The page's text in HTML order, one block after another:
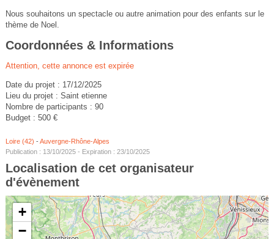
Nous souhaitons un spectacle ou autre animation pour des enfants sur le
thème de Noel.
Coordonnées & Informations
Attention, cette annonce est expirée
Date du projet : 17/12/2025
Lieu du projet : Saint etienne
Nombre de participants : 90
Budget : 500 €
Loire (42) -Auvergne-Rhône-Alpes
Publication : 13/10/2025 - Expiration : 23/10/2025
Localisation de cet organisateur
d'évènement
+
−